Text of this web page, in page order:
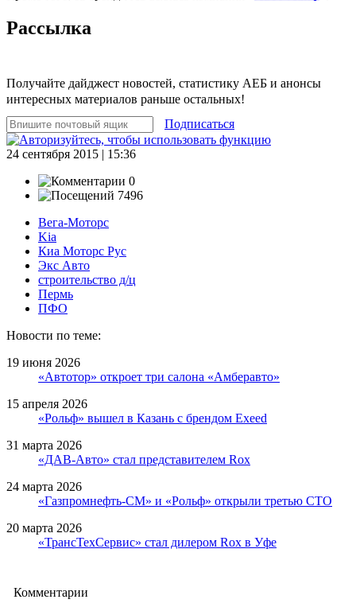
Рассылка
Получайте дайджест новостей, статистику АЕБ и анонсы
интересных материалов раньше остальных!
Подписаться
24 сентября 2015 | 15:36
0
7496
Вега-Моторс
Kia
Киа Моторс Рус
Экс Авто
строительство д/ц
Пермь
ПФО
Новости по теме:
19 июня 2026
«Автотор» откроет три салона «Амберавто»
15 апреля 2026
«Рольф» вышел в Казань с брендом Exeed
31 марта 2026
«ДАВ-Авто» стал представителем Rox
24 марта 2026
«Газпромнефть-СМ» и «Рольф» открыли третью СТО
20 марта 2026
«ТрансТехСервис» стал дилером Rox в Уфе
Комментарии